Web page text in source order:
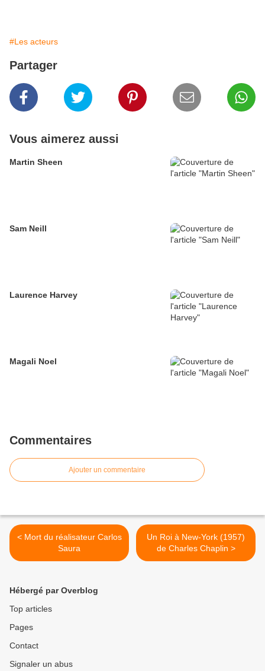
#Les acteurs
Partager
Vous aimerez aussi
Martin Sheen
Sam Neill
Laurence Harvey
Magali Noel
Commentaires
Ajouter un commentaire
< Mort du réalisateur Carlos
Saura
Un Roi à New-York (1957)
de Charles Chaplin >
Hébergé par Overblog
Top articles
Pages
Contact
Signaler un abus